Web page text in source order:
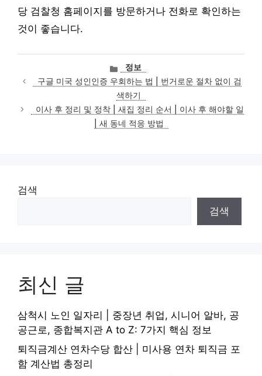
당 검찰청 홈페이지를 방문하거나 전화로 확인하는
것이 좋습니다.
카
테
고
리
정보
구글 미국 성인인증 우회하는 법 | 번거로운 절차 없이 검
색하기
이사 후 정리 및 정착 | 새집 정리 순서 | 이사 후 해야할 일
| 새 동네 적응 방법
검색
검색
최신 글
삼척시 노인 일자리 | 중장년 취업, 시니어 알바, 공
공근로, 종합복지관 A to Z: 7가지 핵심 정보
퇴직금계산 연차수당 합산 | 미사용 연차 퇴직금 포
함 계산법 총정리